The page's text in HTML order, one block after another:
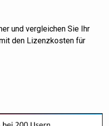
und vergleichen Sie Ihr
den Lizenzkosten für